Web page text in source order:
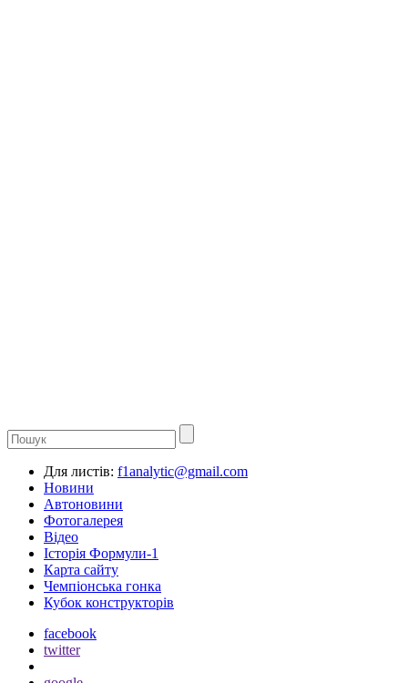
Для листів: f1analytic@gmail.com
Новини
Автоновини
Фотогалерея
Відео
Історія Формули-1
Карта сайту
Чемпіонська гонка
Кубок конструкторів
facebook
twitter